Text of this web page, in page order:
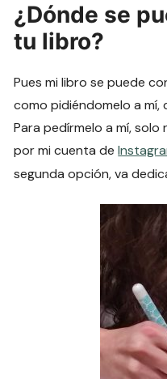
¿Dónde se
tu libro?
Pues mi libro se puede
como pidiéndomelo a mí,
Para pedírmelo a mí,
por mi cuenta de
segunda opción, va